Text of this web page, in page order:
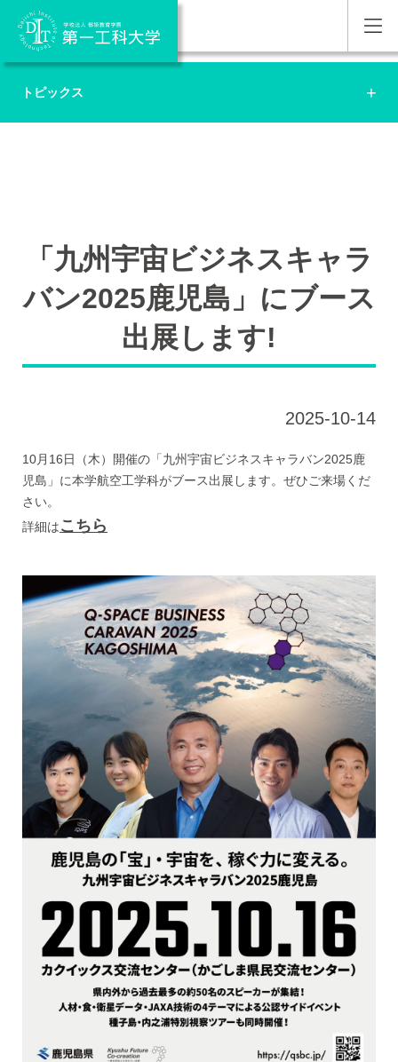
トピックス
「九州宇宙ビジネスキャラ
バン2025鹿児島」にブース
出展します!
2025-10-14
10月16日（木）開催の「九州宇宙ビジネスキャラバン2025鹿
児島」に本学航空工学科がブース出展します。ぜひご来場くだ
さい。
詳細はこちら